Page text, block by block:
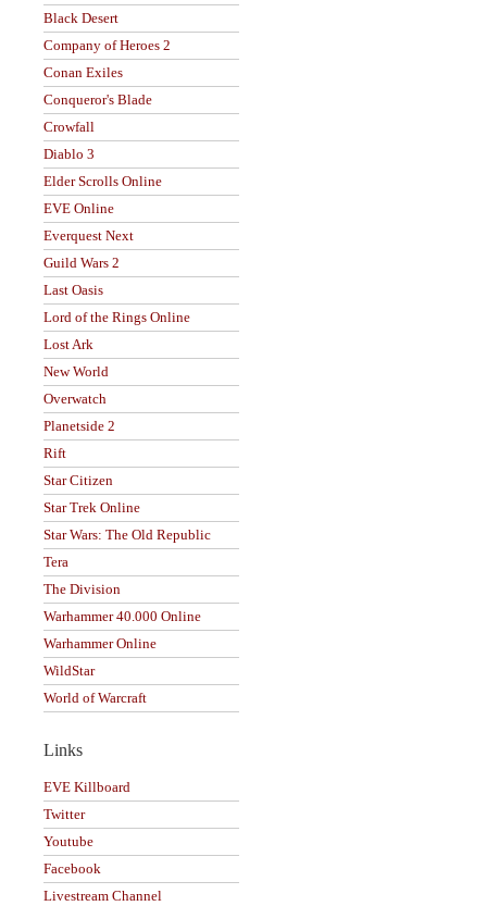
Black Desert
Company of Heroes 2
Conan Exiles
Conqueror's Blade
Crowfall
Diablo 3
Elder Scrolls Online
EVE Online
Everquest Next
Guild Wars 2
Last Oasis
Lord of the Rings Online
Lost Ark
New World
Overwatch
Planetside 2
Rift
Star Citizen
Star Trek Online
Star Wars: The Old Republic
Tera
The Division
Warhammer 40.000 Online
Warhammer Online
WildStar
World of Warcraft
Links
EVE Killboard
Twitter
Youtube
Facebook
Livestream Channel